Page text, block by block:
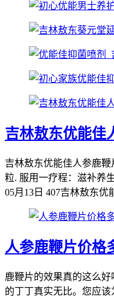
吉林敖东优能佳
吉林敖东优能佳人参鹿
粒. 服用一疗程：滋补养
05月13日 407吉林敖东优
人参鹿鞭片价格
鹿鞭片的效果真的这么
的丁丁真实无比。您应该